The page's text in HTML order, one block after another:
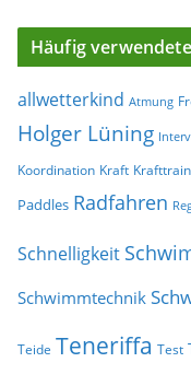
Häufig
allwetterkind Atmung
Holger Lüning
Koordination Kraft
Paddles Radfahren
Schnelligkeit
Schwimmtechnik
Teide Teneriffa Test